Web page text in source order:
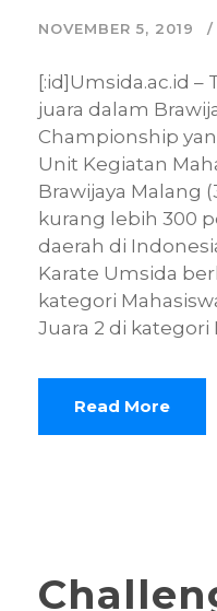
NOVEMBER 5, 2019
[:id]Umsida.ac.id –
juara dalam
Championship
Unit Kegiatan
Brawijaya Malang
kurang lebih 300
daerah di
Karate Umsida
kategori
Juara 2 di kategori
Read More